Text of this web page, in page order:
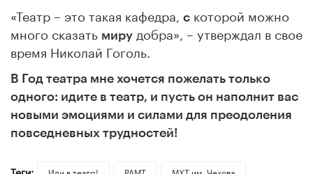
«Театр – это такая кафедра,
с которой можно
много сказать миру добра», – утверждал в свое
время Николай Гоголь.
В Год театра мне хочется пожелать только
одного: идите в театр, и пусть он наполнит вас
новыми эмоциями и силами для преодоления
повседневных трудностей!
Иди в театр! РАМТ
МХТ им. Чехова